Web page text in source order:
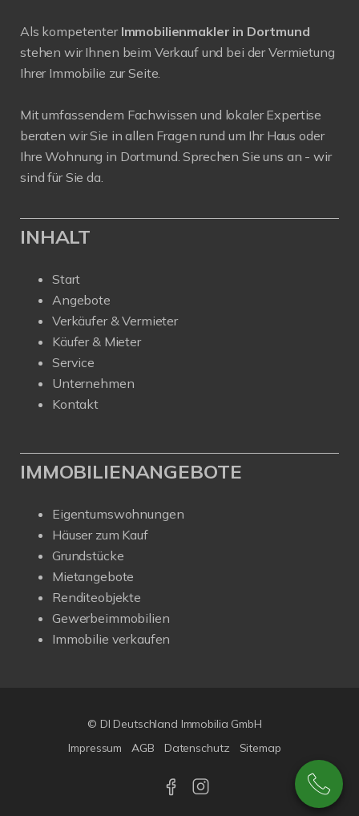
Als kompetenter Immobilienmakler in Dortmund
stehen wir Ihnen beim Verkauf und bei der Vermietung
Ihrer Immobilie zur Seite.
Mit umfassendem Fachwissen und lokaler Expertise
beraten wir Sie in allen Fragen rund um Ihr Haus oder
Ihre Wohnung in Dortmund. Sprechen Sie uns an - wir
sind für Sie da.
INHALT
Start
Angebote
Verkäufer & Vermieter
Käufer & Mieter
Service
Unternehmen
Kontakt
IMMOBILIENANGEBOTE
Eigentumswohnungen
Häuser zum Kauf
Grundstücke
Mietangebote
Renditeobjekte
Gewerbeimmobilien
Immobilie verkaufen
© DI Deutschland Immobilia GmbH
Impressum
AGB Datenschutz Sitemap